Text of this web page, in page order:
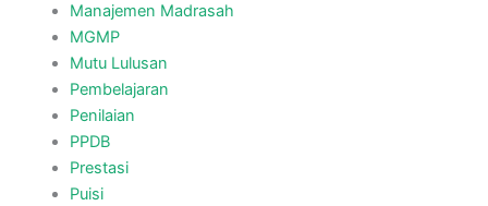
Manajemen Madrasah
MGMP
Mutu Lulusan
Pembelajaran
Penilaian
PPDB
Prestasi
Puisi